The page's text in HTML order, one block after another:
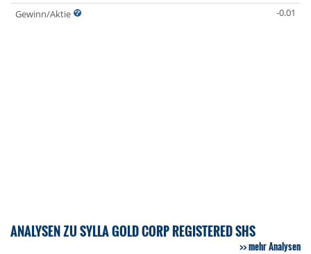
Gewinn/Aktie
-0.01
ANALYSEN ZU SYLLA GOLD CORP REGISTERED SHS
mehr Analysen